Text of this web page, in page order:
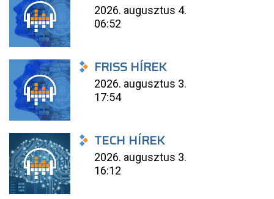
2026. augusztus 4.
06:52
FRISS HÍREK
2026. augusztus 3.
17:54
TECH HÍREK
2026. augusztus 3.
16:12